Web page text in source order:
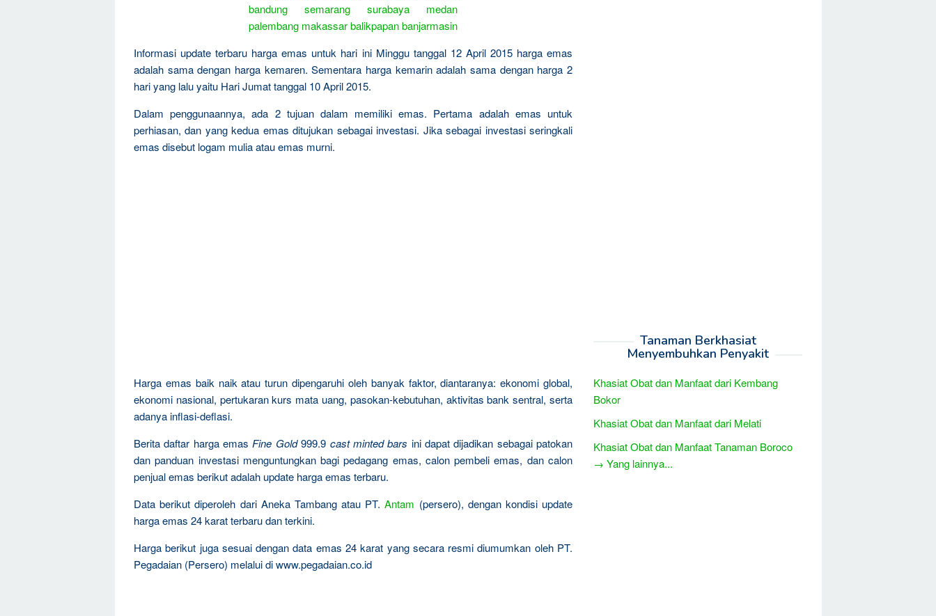
Informasi update terbaru harga emas untuk hari ini Minggu tanggal 12 April 2015 harga emas
adalah sama dengan harga kemaren. Sementara harga kemarin adalah sama dengan harga 2
hari yang lalu yaitu Hari Jumat tanggal 10 April 2015.
Dalam penggunaannya, ada 2 tujuan dalam memiliki emas. Pertama adalah emas untuk
perhiasan, dan yang kedua emas ditujukan sebagai investasi. Jika sebagai investasi seringkali
emas disebut logam mulia atau emas murni.
Harga emas baik naik atau turun dipengaruhi oleh banyak faktor, diantaranya: ekonomi global,
ekonomi nasional, pertukaran kurs mata uang, pasokan-kebutuhan, aktivitas bank sentral, serta
adanya inflasi-deflasi.
Berita daftar harga emas Fine Gold999.9 cast minted bars ini dapat dijadikan sebagai patokan
dan panduan investasi menguntungkan bagi pedagang emas, calon pembeli emas, dan calon
penjual emas berikut adalah update harga emas terbaru.
Data berikut diperoleh dari Aneka Tambang atau PT.Antam (persero), dengan kondisi update
harga emas 24 karat terbaru dan terkini.
Harga berikut juga sesuai dengan data emas 24 karat yang secara resmi diumumkan oleh PT.
Pegadaian (Persero) melalui di www.pegadaian.co.id
Tanaman Berkhasiat
Menyembuhkan Penyakit
Khasiat Obat dan Manfaat dari Kembang
Bokor
Khasiat Obat dan Manfaat dari Melati
Khasiat Obat dan Manfaat Tanaman Boroco
→ Yang lainnya...